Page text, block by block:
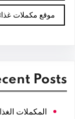
موقع مكملات
Posts
المكملات